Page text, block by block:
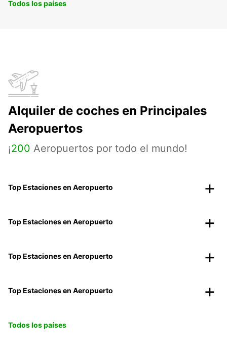
Todos los países
Alquiler de coches en Principales
Aeropuertos
¡200 Aeropuertos por todo el mundo!
Top Estaciones en Aeropuerto
Top Estaciones en Aeropuerto
Top Estaciones en Aeropuerto
Top Estaciones en Aeropuerto
Todos los países